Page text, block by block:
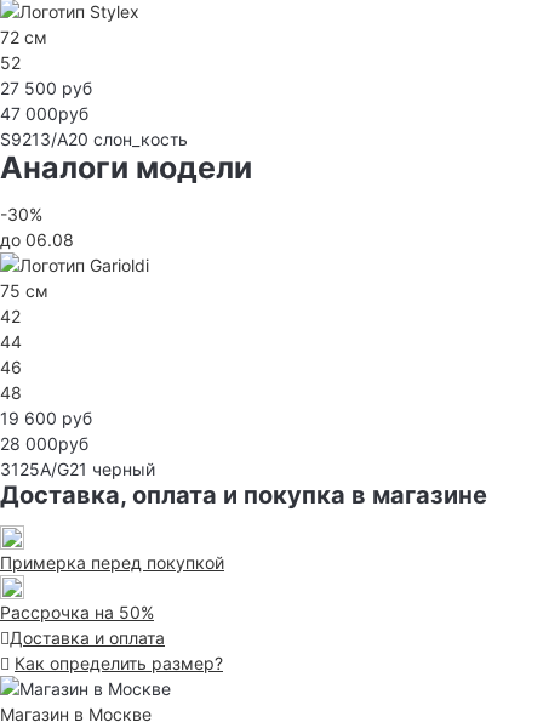
72 см
52
27 500 руб
47 000руб
S9213/А20 слон_кость
Аналоги модели
-30%
до 06.08
75 см
42
44
46
48
19 600 руб
28 000руб
3125A/G21 черный
Доставка, оплата и покупка в магазине
Примерка перед покупкой
Рассрочка на 50%
Доставка и оплата
Как определить размер?
Магазин в Москве